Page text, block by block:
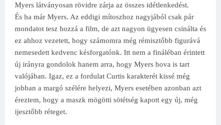
Myers látványosan rövidre zárja az összes idétlenkedést.
És ha már Myers. Az eddigi mítoszhoz nagyjából csak pár
mondatot tesz hozzá a film, de azt nagyon ügyesen csinálta és
ez ahhoz vezetett, hogy számomra még rémisztőbb figurává
nemesedett kedvenc késforgatónk. Itt nem a fináléban érintett
új irányra gondolok hanem arra, hogy Myers hova is tart
valójában. Igaz, ez a fordulat Curtis karakterét kissé még
jobban a margó szélére helyezi, Myers esetében azonban azt
éreztem, hogy a maszk mögötti sötétség kapott egy új, még
ijesztőbb réteget.